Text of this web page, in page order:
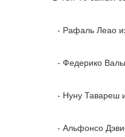
- Рафаль Леао
- Федерико
- Нуну Тавареш
- Альфонсо